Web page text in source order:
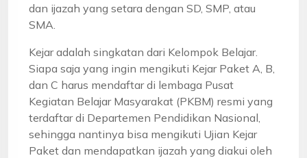
dan ijazah yang setara dengan SD, SMP, atau
SMA.
Kejar adalah singkatan dari Kelompok Belajar.
Siapa saja yang ingin mengikuti Kejar Paket A, B,
dan C harus mendaftar di lembaga Pusat
Kegiatan Belajar Masyarakat (PKBM) resmi yang
terdaftar di Departemen Pendidikan Nasional,
sehingga nantinya bisa mengikuti Ujian Kejar
Paket dan mendapatkan ijazah yang diakui oleh